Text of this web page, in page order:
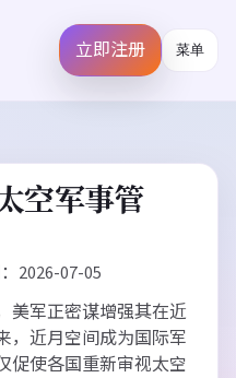
立即注册 菜单
空军事管
2026-07-05
美军正密谋增强其在近
，近月空间成为国际军
促使各国重新审视太空